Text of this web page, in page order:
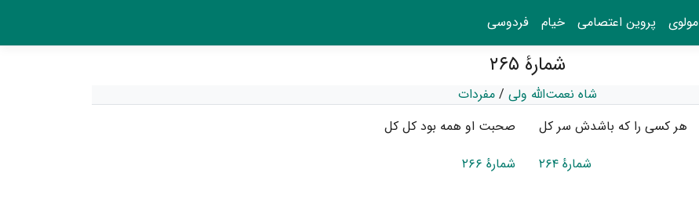
مولوی پروین اعتصامی خیام فردوسی
شمارهٔ ۲۶۵
شاه نعمت‌الله ولی /مفردات
هر کسی را که باشدش سر کل
صحبت او همه بود کل کل
شمارهٔ ۲۶۴
شمارهٔ ۲۶۶